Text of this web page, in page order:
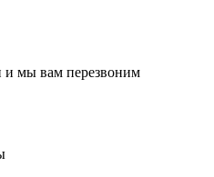
и мы вам перезвоним